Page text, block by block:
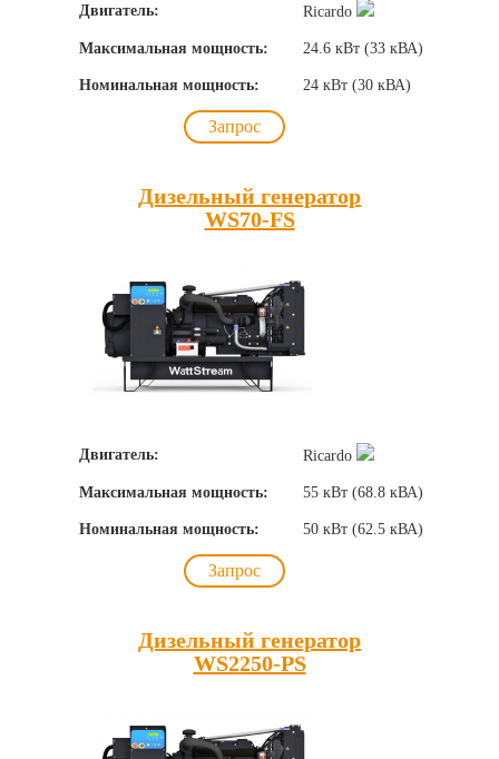
Двигатель: Ricardo
Максимальная мощность: 24.6 кВт (33 кВА)
Номинальная мощность: 24 кВт (30 кВА)
Запрос
Дизельный генератор
WS70-FS
Двигатель: Ricardo
Максимальная мощность: 55 кВт (68.8 кВА)
Номинальная мощность: 50 кВт (62.5 кВА)
Запрос
Дизельный генератор
WS2250-PS